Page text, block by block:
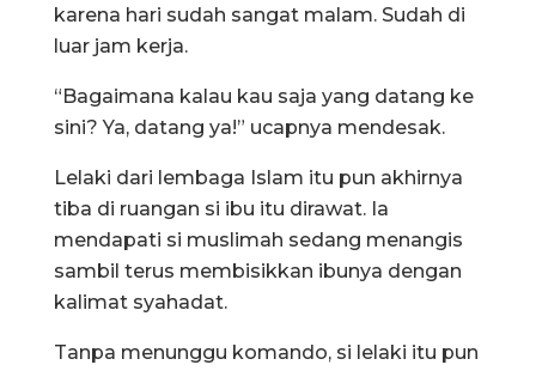
karena hari sudah sangat malam. Sudah di
luar jam kerja.
“Bagaimana kalau kau saja yang datang ke
sini? Ya, datang ya!” ucapnya mendesak.
Lelaki dari lembaga Islam itu pun akhirnya
tiba di ruangan si ibu itu dirawat. Ia
mendapati si muslimah sedang menangis
sambil terus membisikkan ibunya dengan
kalimat syahadat.
Tanpa menunggu komando, si lelaki itu pun